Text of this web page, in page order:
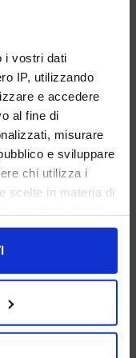
i vostri dati
IP, utilizzando
e accedere
al fine di
misurare
e sviluppare
chi utilizza i
scelte in materia di
È possibile
in qualsiasi
o facendo clic
posizione
Donna Rosa In Pelle
37 38 39 40 41